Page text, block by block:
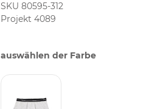
SKU 80595-312
Projekt 4089
auswählen der Farbe